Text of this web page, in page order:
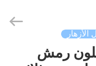
نايلون رمش